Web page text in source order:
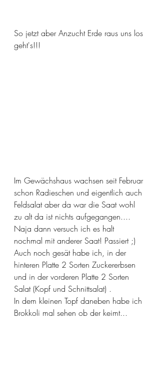
So jetzt aber Anzucht Erde raus uns los
geht's!!!
Im Gewächshaus wachsen seit Februar
schon Radieschen und eigentlich auch
Feldsalat aber da war die Saat wohl
zu alt da ist nichts aufgegangen....
Naja dann versuch ich es halt
nochmal mit anderer Saat! Passiert ;)
Auch noch gesät habe ich, in der
hinteren Platte 2 Sorten Zuckererbsen
und in der vorderen Platte 2 Sorten
Salat (Kopf und Schnittsalat) .
In dem kleinen Topf daneben habe ich
Brokkoli mal sehen ob der keimt...